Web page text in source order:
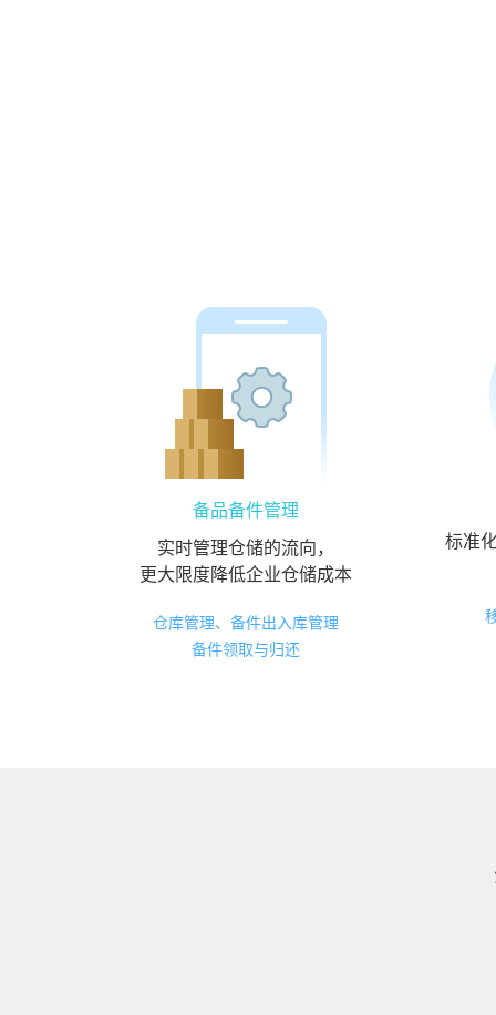
备品备件管理
实时管理仓储的流向，
更大限度降低企业仓储成本
仓库管理、备件出入库管理
备件领取与归还
标准